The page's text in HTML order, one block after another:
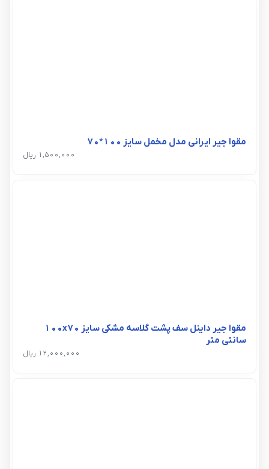
مقوا جیر ایرانی مدل مخمل سایز 100*70
1,500,000 ریال
مقوا جیر داینل سف پشت گلاسه مشکی سایز 100x70
سانتی متر
12,000,000 ریال